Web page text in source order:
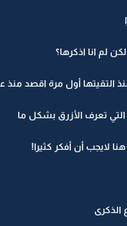
لم انا اذكرها؟
التقيتها أول مرة اقصد منذ
التي تعرف الأزرق بشكل ما
لايجب أن أفكر كثيرا!
الذكرى